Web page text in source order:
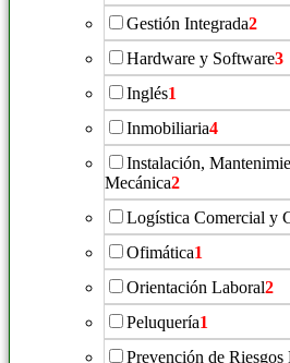
Gestión Integrada2
Hardware y Software3
Inglés1
Inmobiliaria4
Instalación,
Mecánica2
Logística Comercial y
Ofimática1
Orientación Laboral2
Peluquería1
Prevención de Riesgos